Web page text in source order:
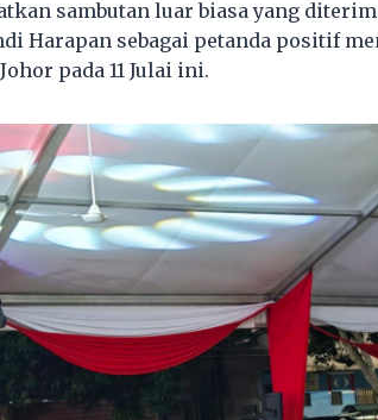
sambutan luar biasa yang
Harapan sebagai petanda positif
pada 11 Julai ini.